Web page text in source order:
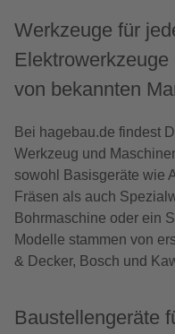
Werkzeuge für
von bekannten
Bei hagebau.de findest
Werkzeug und
sowohl Basisgeräte wie
Fräsen als auch
Bohrmaschine oder ein
Modelle stammen von
& Decker, Bosch und
Baustellengeräte